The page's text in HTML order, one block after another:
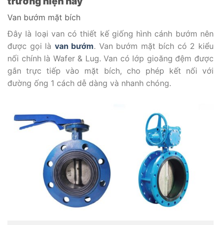
Van bướm mặt bích
Đây là loại van có thiết kế giống hình cánh bướm nên
được gọi là van bướm. Van bướm mặt bích có 2 kiểu
nối chính là Wafer & Lug. Van có lớp gioăng đệm được
gắn trực tiếp vào mặt bích, cho phép kết nối với
đường ống 1 cách dễ dàng và nhanh chóng.